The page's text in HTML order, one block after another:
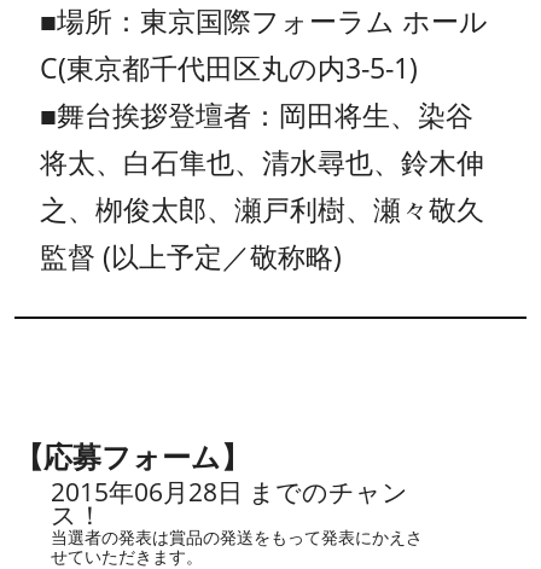
■場所：東京国際フォーラム ホール
C(東京都千代田区丸の内3-5-1)
■舞台挨拶登壇者：岡田将生、染谷
将太、白石隼也、清水尋也、鈴木伸
之、栁俊太郎、瀬戸利樹、瀬々敬久
監督 (以上予定／敬称略)
【応募フォーム】
2015年06月28日 までのチャン
ス！
当選者の発表は賞品の発送をもって発表にかえさ
せていただきます。